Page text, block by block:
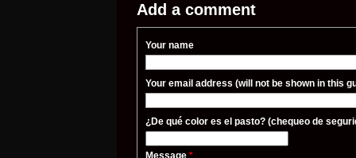
Add a comment
Your name
Your email address (will not be shown in this
¿De qué color es el pasto? (chequeo de
Message *